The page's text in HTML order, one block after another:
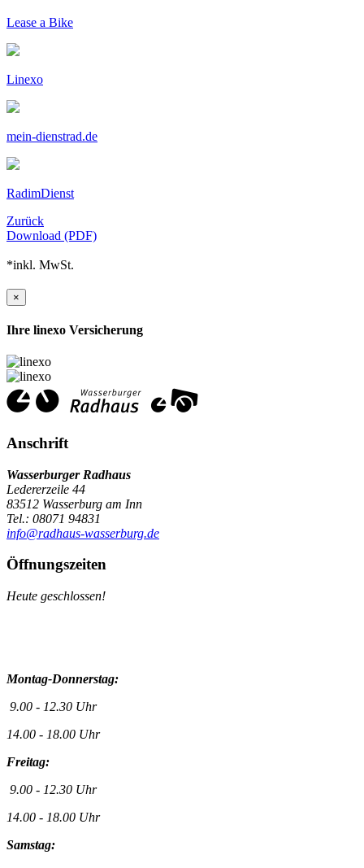
Lease a Bike
Linexo
mein-dienstrad.de
RadimDienst
Zurück
Download (PDF)
*inkl. MwSt.
×
Ihre linexo Versicherung
Anschrift
Wasserburger Radhaus
Ledererzeile 44
83512 Wasserburg am Inn
Tel.: 08071 94831
info@radhaus-wasserburg.de
Öffnungszeiten
Heute geschlossen!
Montag-Donnerstag:
9.00 - 12.30 Uhr
14.00 - 18.00 Uhr
Freitag:
9.00 - 12.30 Uhr
14.00 - 18.00 Uhr
Samstag: